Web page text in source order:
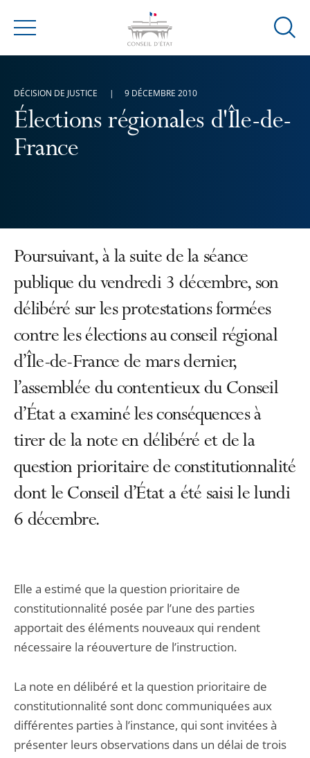
Menu
Ouvrir
Élections régionales d'Île-de-
France
DÉCISION DE JUSTICE 9 DÉCEMBRE 2010
Poursuivant, à la suite de la séance
publique du vendredi 3 décembre, son
délibéré sur les protestations formées
contre les élections au conseil régional
d’Île-de-France de mars dernier,
l’assemblée du contentieux du Conseil
d’État a examiné les conséquences à
tirer de la note en délibéré et de la
question prioritaire de constitutionnalité
dont le Conseil d’État a été saisi le lundi
6 décembre.
Elle a estimé que la question prioritaire de
constitutionnalité posée par l’une des parties
apportait des éléments nouveaux qui rendent
nécessaire la réouverture de l’instruction.
La note en délibéré et la question prioritaire de
constitutionnalité sont donc communiquées aux
différentes parties à l’instance, qui sont invitées à
présenter leurs observations dans un délai de trois